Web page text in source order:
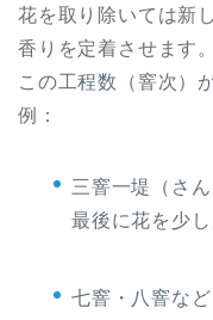
花を取り除いては新
香りを定着させます。
この工程数（窨次）
例：
三窨一堤（さ
最後に花を少
七窨・八窨な